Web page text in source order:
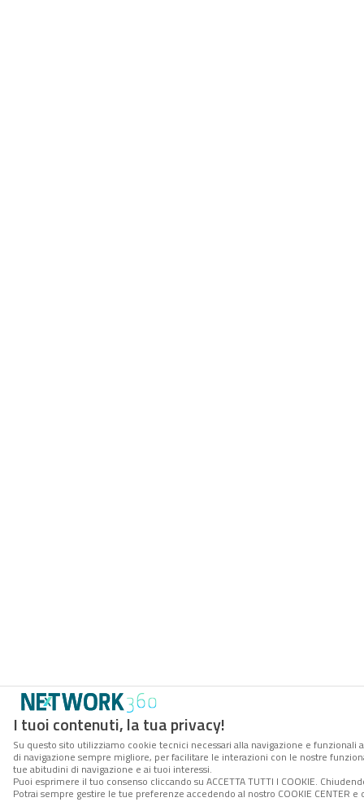
I tuoi contenuti, la tua privacy!
Su questo sito utilizziamo cookie tecnici necessari alla navigazione e
di navigazione sempre migliore, per facilitare le interazioni con le nostre
tue abitudini di navigazione e ai tuoi interessi.
Puoi esprimere il tuo consenso cliccando su ACCETTA TUTTI I COOKIE.
Potrai sempre gestire le tue preferenze accedendo al nostro COOKIE